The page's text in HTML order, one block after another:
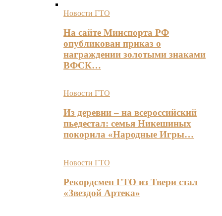
Новости ГТО
На сайте Минспорта РФ
опубликован приказ о
награждении золотыми знаками
ВФСК…
Новости ГТО
Из деревни – на всероссийский
пьедестал: семья Никешиных
покорила «Народные Игры…
Новости ГТО
Рекордсмен ГТО из Твери стал
«Звездой Артека»